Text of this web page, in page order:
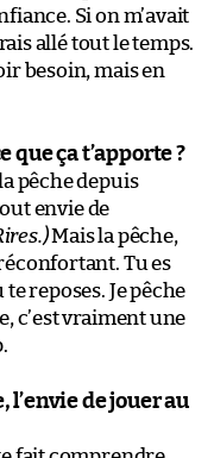
Si on m’avait
allé tout le temps.
besoin, mais en
que ça t’apporte ?
pêche depuis
envie de
Mais la pêche,
Tu es
reposes. Je pêche
c’est vraiment une
l’envie de jouer au